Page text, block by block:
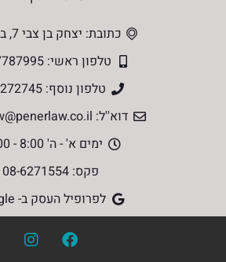
כתובת: יצחק בן צבי 7, באר שבע
טלפון ראשי: 073-7787995
טלפון נוסף: 08-6272745
דוא''ל: penerlaw@penerlaw.co.il
ימים א' - ה' 8:00 - 19:00
פקס: 08-6271554
לפרופיל העסק ב- Google